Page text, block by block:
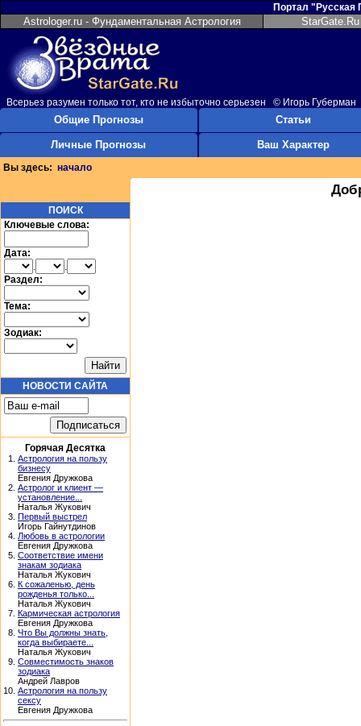
Портал "Русская
Astrologer.ru - Фундаментальная Астрология
Всерьез разумен только тот, кто не избыточно серьезен © Игорь Губерман
Общие Прогнозы
Личные Прогнозы
Статьи
Ваш Характер
Вы здесь: начало
ПОИСК
Ключевые слова:
Дата:
.
.
Раздел:
Тема:
Зодиак:
НОВОСТИ САЙТА
Горячая Десятка
1. Астрология на пользу
бизнесу
Евгения Дружкова
2. Астролог и клиент —
установление...
Наталья Жукович
3. Первый выстрел
Игорь Гайнутдинов
4. Любовь в астрологии
Евгения Дружкова
5. Соответствие имени
знакам зодиака
Наталья Жукович
6. К сожаленью, день
рожденья только...
Наталья Жукович
7. Кармическая астрология
Евгения Дружкова
8. Что Вы должны знать,
когда выбираете...
Наталья Жукович
9. Совместимость знаков
зодиака
Андрей Лавров
10. Астрология на пользу
сексу
Евгения Дружкова